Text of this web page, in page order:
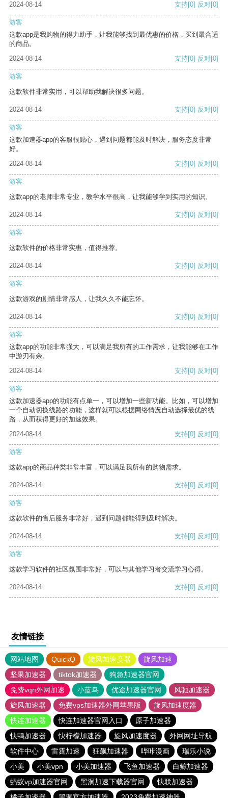
2024-08-14 支持[0] 反对[0]
游客
这款app是我购物的得力助手，让我能够找到最优惠的价格，买到最合适
的商品。
2024-08-14
支持[0] 反对[0]
游客
这款软件非常实用，可以帮助我解决很多问题。
2024-08-14 支持[0] 反对[0]
游客
这款加速器app的客服很贴心，遇到问题都能及时解决，服务态度非常
好。
2024-08-14
支持[0] 反对[0]
游客
这款app的老师非常专业，教学水平很高，让我能够学到实用的知识。
2024-08-14 支持[0] 反对[0]
游客
这款软件的价格非常实惠，值得推荐。
2024-08-14 支持[0] 反对[0]
游客
这款游戏的剧情非常感人，让我久久不能忘怀。
2024-08-14 支持[0] 反对[0]
游客
这款app的功能非常强大，可以满足我所有的工作需求，让我能够在工作
中游刃有余。
2024-08-14
支持[0] 反对[0]
游客
这款加速器app的功能有点单一，可以增加一些新功能。比如，可以增加
一个自动切换线路的功能，这样就可以根据网络情况自动选择最优的线
路，从而获得更好的加速效果。
2024-08-14
支持[0] 反对[0]
游客
这款app的商品种类非常丰富，可以满足我所有的购物需求。
2024-08-14 支持[0] 反对[0]
游客
这款软件的售后服务非常好，遇到问题都能得到及时解决。
2024-08-14 支持[0] 反对[0]
游客
这款学习软件的社区氛围非常好，可以与其他学习者交流学习心得。
2024-08-14 支持[0] 反对[0]
友情链接
网站地图 QuickQ 旋风加速度器
旋风加速
坚果加速器
tiktok加速器
狗急加速器官网
免费vqn外网加速
小蓝鸟 优途加速器官网
风驰加速器
旋风加速器
免费vps加速器外网苹果版
旋风加速度器
快连加速器
快连加速器官网入口
原子加速器
快鸭加速器
快柠檬加速器 旋风加速度器
外网网址导航
软件中心
雷霆加速 狂飙加速器 哔咔漫画
瑞乐小说
小美
小美vpn 小美加速器 飞鱼加速器
白鲸加速器
蚂蚁vp加速器官网
黑洞加速下载器官网
快联加速器